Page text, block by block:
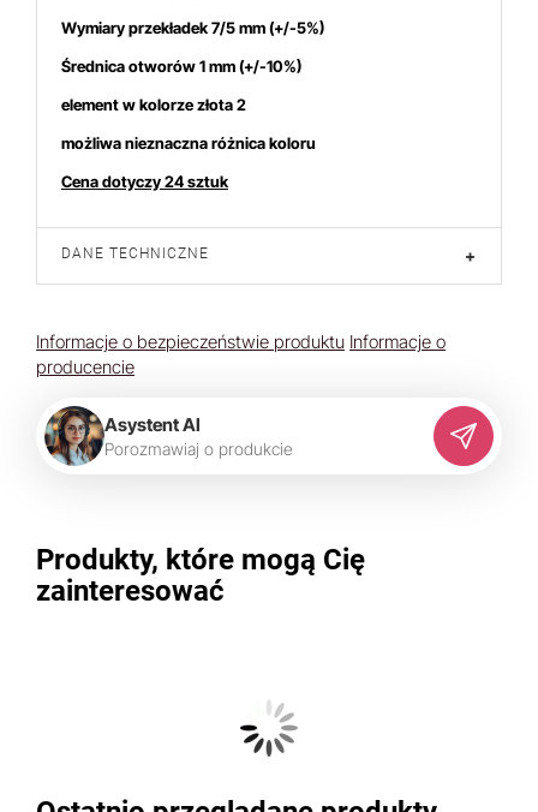
Wymiary przekładek 7/5 mm(+/-5%)
Średnica otworów 1 mm (+/-10%)
element w kolorze złota 2
możliwa nieznaczna różnica koloru
Cena dotyczy 24 sztuk
DANE TECHNICZNE +
Informacje o bezpieczeństwie produktu Informacje o
producencie
Asystent AI
Porozmawiaj o produkcie
Produkty, które mogą Cię
zainteresować